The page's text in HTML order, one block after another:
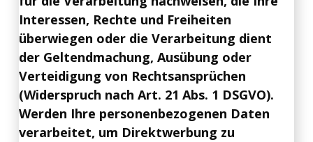
Interessen, Rechte und Freiheiten
überwiegen oder die Verarbeitung dient
der Geltendmachung, Ausübung oder
Verteidigung von Rechtsansprüchen
(Widerspruch nach Art. 21 Abs. 1 DSGVO).
Werden Ihre personenbezogenen Daten
verarbeitet, um Direktwerbung zu